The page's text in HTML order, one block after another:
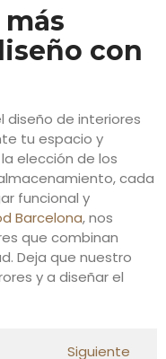
con
diseño de interiores
tu espacio y
elección de los
cada
funcional y
Barcelona, nos
que combinan
Deja que nuestro
y a diseñar el
Siguiente